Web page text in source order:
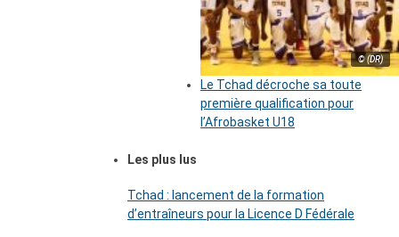
© (DR)
Le Tchad décroche sa toute
première qualification pour
l’Afrobasket U18
Les plus lus
Tchad : lancement de la formation
d’entraîneurs pour la Licence D Fédérale